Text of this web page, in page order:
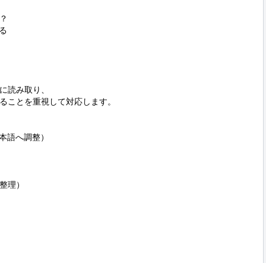
読み取り、
ことを重視して対応します。
語へ調整）
理）